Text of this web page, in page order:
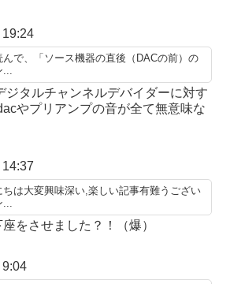
で、「ソース機器の直後（DACの前）の
...
ジタルチャンネルデバイダーに対す
やプリアンプの音が全て無意味な
は大変興味深い,楽しい記事有難うござい
をさせました？！（爆）
9:04